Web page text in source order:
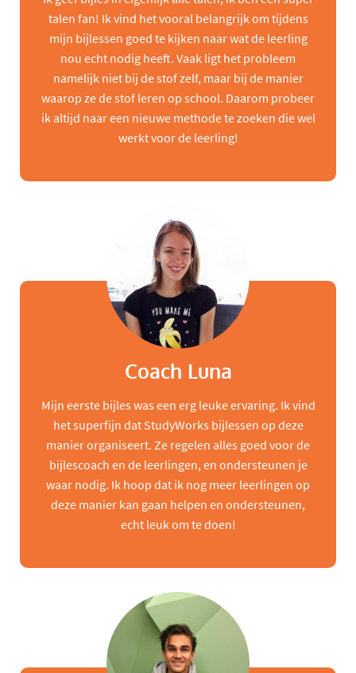
talen fan! Ik vind het vooral belangrijk om tijdens
mijn bijlessen goed te kijken naar wat de leerling
nou echt nodig heeft. Vaak ligt het probleem
namelijk niet bij de stof zelf, maar bij de manier
waarop ze de stof leren op school. Daarom probeer
ik altijd naar een nieuwe methode te zoeken die wel
werkt voor de leerling!
Coach Luna
Mijn eerste bijles was een erg leuke ervaring. Ik vind
het superfijn dat StudyWorks bijlessen op deze
manier organiseert. Ze regelen alles goed voor de
bijlescoach en de leerlingen, en ondersteunen je
waar nodig. Ik hoop dat ik nog meer leerlingen op
deze manier kan gaan helpen en ondersteunen,
echt leuk om te doen!